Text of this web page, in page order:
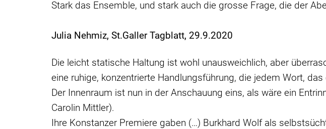
Stark das Ensemble, und stark auch die grosse Frage, die der
Julia Nehmiz, St.Galler Tagblatt, 29.9.2020
Die leicht statische Haltung ist wohl unausweichlich, aber
eine ruhige, konzentrierte Handlungsführung, die jedem Wort,
Der Innenraum ist nun in der Anschauung eins, als wäre ein
Carolin Mittler).
Ihre Konstanzer Premiere gaben (…) Burkhard Wolf als